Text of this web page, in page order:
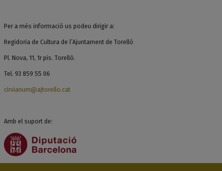
Per a més informació us podeu dirigir a:
Regidoria de Cultura de l’Ajuntament de Torelló
Pl. Nova, 11, 1r pis. Torelló.
Tel. 93 859 55 06
cirvianum@ajtorello.cat
Amb el suport de: